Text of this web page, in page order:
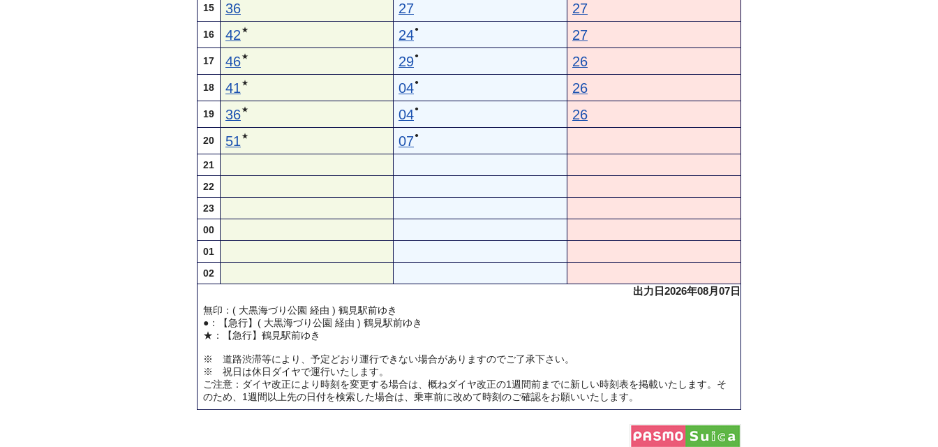
15 36 27 27
16 42 ★ 24● 27
17 46★ 29● 26
18 41 ★ 04● 26
19 36★ 04● 26
20 51 ★ 07●
21
22
23
00
01
02
出力日2026年08月07日
無印：( 大黒海づり公園 経由 ) 鶴見駅前ゆき
●：【急行】( 大黒海づり公園 経由 ) 鶴見駅前ゆき
★：【急行】鶴見駅前ゆき
※ 道路渋滞等により、予定どおり運行できない場合がありますのでご了承下さい。
※ 祝日は休日ダイヤで運行いたします。
ご注意：ダイヤ改正により時刻を変更する場合は、概ねダイヤ改正の1週間前までに新しい時刻表を掲載いたします。そ
のため、1週間以上先の日付を検索した場合は、乗車前に改めて時刻のご確認をお願いいたします。